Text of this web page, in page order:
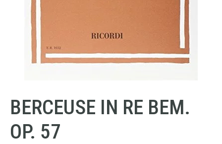
BERCEUSE IN RE BEM.
OP. 57